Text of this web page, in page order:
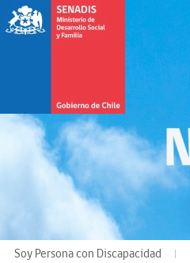
Soy Persona con Discapacidad